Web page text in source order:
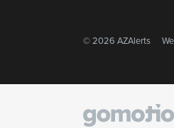
© 2026 AZAlerts